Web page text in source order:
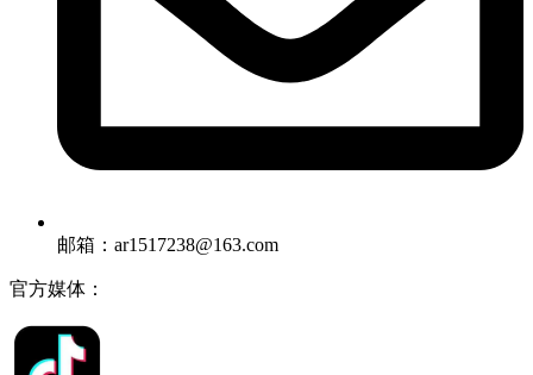
邮箱：ar1517238@163.com
官方媒体：